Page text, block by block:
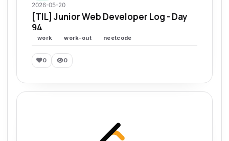
2026-05-20
[TIL] Junior Web Developer Log - Day
94
work work-out neetcode
0 0